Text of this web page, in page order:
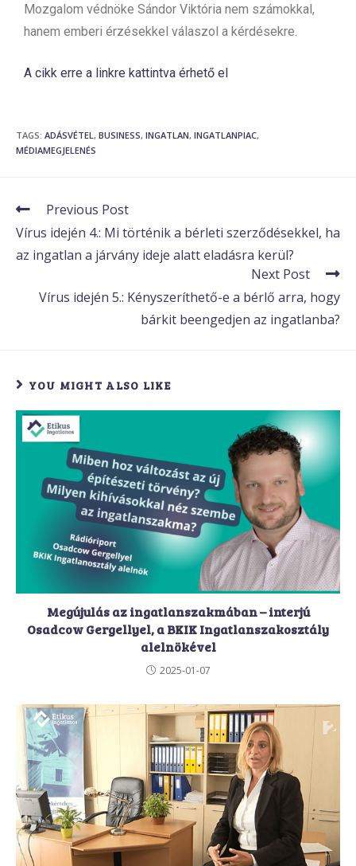
Mozgalom védnöke Sándor Viktória nem számokkal,
hanem emberi érzésekkel válaszol a kérdésekre.
A cikk erre a linkre kattintva érhető el
TAGS: ADÁSVÉTEL , BUSINESS, INGATLAN, INGATLANPIAC,
MÉDIAMEGJELENÉS
Previous Post
Vírus idején 4.: Mi történik a bérleti szerződésekkel, ha
az ingatlan a járvány ideje alatt eladásra kerül?
Next Post
Vírus idején 5.: Kényszeríthető-e a bérlő arra, hogy
bárkit beengedjen az ingatlanba?
YOU MIGHT ALSO LIKE
Megújulás az ingatlanszakmában – interjú
Osadcow Gergellyel, a BKIK Ingatlanszakosztály
alelnökével
2025-01-07